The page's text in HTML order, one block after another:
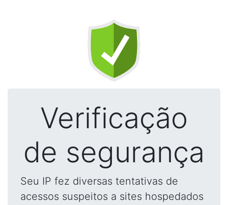
Verificação
de segurança
Seu IP fez diversas tentativas de
acessos suspeitos a sites hospedados